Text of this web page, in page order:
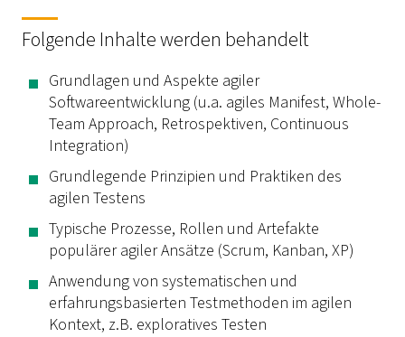
Folgende Inhalte werden behandelt
Grundlagen und Aspekte agiler
Softwareentwicklung (u.a. agiles Manifest, Whole-
Team Approach, Retrospektiven, Continuous
Integration)
Grundlegende Prinzipien und Praktiken des
agilen Testens
Typische Prozesse, Rollen und Artefakte
populärer agiler Ansätze (Scrum, Kanban, XP)
Anwendung von systematischen und
erfahrungsbasierten Testmethoden im agilen
Kontext, z.B. exploratives Testen